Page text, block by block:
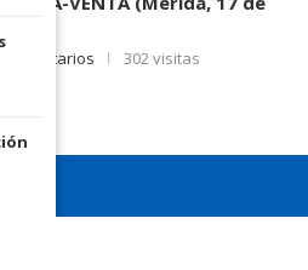
0 comentarios 302 visitas